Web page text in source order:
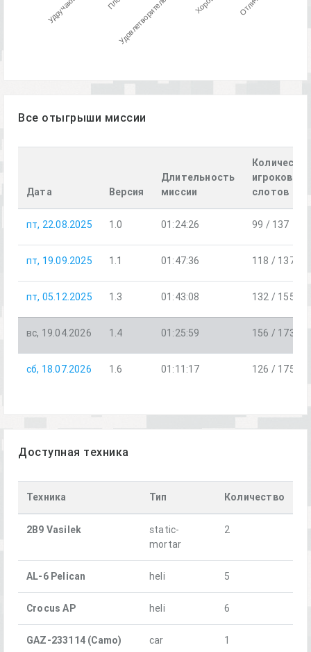
Удовлетворительно
Все отыгрыши миссии
Дата Версия
Длительность
миссии
игроков /
слотов
пт, 22.08.2025 1.0 01:24:26 99 / 137
пт, 19.09.2025 1.1 01:47:36 118 / 137
пт, 05.12.2025 1.3 01:43:08 132 / 155
вс, 19.04.2026 1.4 01:25:59 156 / 173
сб, 18.07.2026 1.6 01:11:17 126 / 175
Доступная техника
Техника Тип Количество
2B9 Vasilek
static-
mortar
2
AL-6 Pelican heli 5
Crocus AP heli 6
GAZ-233114 (Camo) car 1